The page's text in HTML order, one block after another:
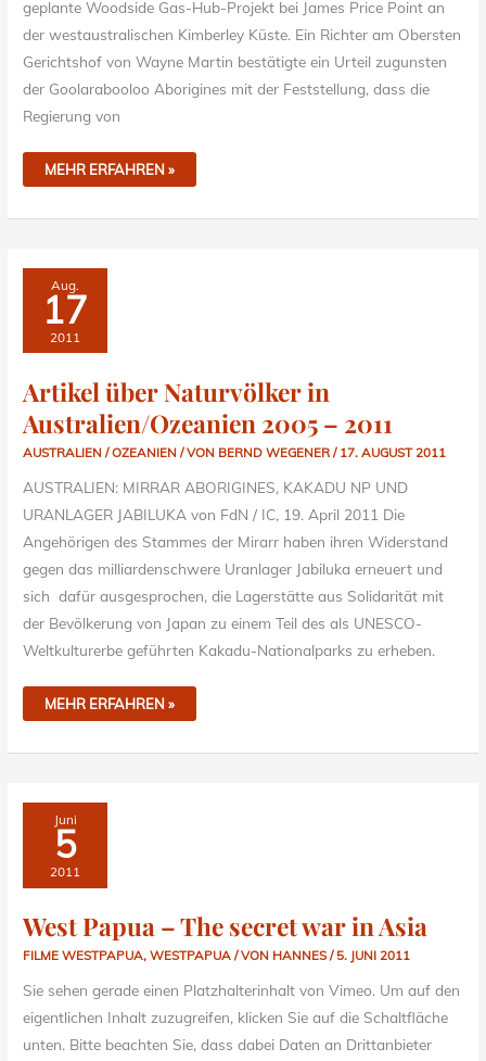
geplante Woodside Gas-Hub-Projekt bei James Price Point an
der westaustralischen Kimberley Küste. Ein Richter am Obersten
Gerichtshof von Wayne Martin bestätigte ein Urteil zugunsten
der Goolarabooloo Aborigines mit der Feststellung, dass die
Regierung von
MEHR ERFAHREN »
Aug.
17
2011
Artikel über Naturvölker in
Australien/Ozeanien 2005 – 2011
AUSTRALIEN / OZEANIEN / VON BERND WEGENER/ 17. AUGUST 2011
AUSTRALIEN: MIRRAR ABORIGINES, KAKADU NP UND
URANLAGER JABILUKA von FdN / IC, 19. April 2011 Die
Angehörigen des Stammes der Mirarr haben ihren Widerstand
gegen das milliardenschwere Uranlager Jabiluka erneuert und
sich dafür ausgesprochen, die Lagerstätte aus Solidarität mit
der Bevölkerung von Japan zu einem Teil des als UNESCO-
Weltkulturerbe geführten Kakadu-Nationalparks zu erheben.
ARTIKEL
ÜBER
NATURVÖLKER
AUSTRALIEN/OZEANIEN
2005
–
MEHR ERFAHREN »
Juni
5
2011
West Papua – The secret war in Asia
FILME WESTPAPUA,WESTPAPUA / VON HANNES/ 5. JUNI 2011
Sie sehen gerade einen Platzhalterinhalt von Vimeo. Um auf den
eigentlichen Inhalt zuzugreifen, klicken Sie auf die Schaltfläche
unten. Bitte beachten Sie, dass dabei Daten an Drittanbieter
WEST
PAPUA
THE
SECRET
WAR
IN